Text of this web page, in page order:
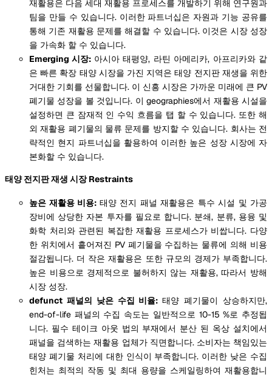
재활용은 다음 세대 재활용 프로세스를 개발하기 위해 연구원과
팀을 만들 수 있습니다. 이러한 파트너십은 자원과 기능 공유를
통해 기존 재활용 문제를 해결할 수 있습니다. 이것은 시장 성장
을 가속화 할 수 있습니다.
Emerging 시장: 아시아 태평양, 라틴 아메리카, 아프리카와 같
은 빠른 확장 태양 시장을 가진 지역은 태양 전지판 재생을 위한
거대한 기회를 선물합니다. 이 신흥 시장은 가까운 미래에 큰 PV
폐기물 성장을 볼 것입니다. 이 geographies에서 재활용 시설을
설정하면 큰 잠재적 인 수익 흐름을 탭 할 수 있습니다. 또한 해
외 재활용 폐기물의 물류 문제를 방지할 수 있습니다. 회사는 전
략적인 현지 파트너십을 활용하여 이러한 높은 성장 시장에 자
본화할 수 있습니다.
태양 전지판 재생 시장 Restraints
높은 재활용 비용: 태양 전지 패널 재활용은 특수 시설 및 가공
장비에 상당한 자본 투자를 필요로 합니다. 분쇄, 분류, 용융 및
화학 처리와 관련된 복잡한 재활용 프로세스가 비쌉니다. 다양
한 위치에서 흩어져진 PV 폐기물을 수집하는 물류에 의해 비용
절감됩니다. 더 작은 재활용은 또한 규모의 경제가 부족합니다.
높은 비용으로 경제적으로 불허하지 않는 재활용, 따라서 방해
시장 성장.
defunct 패널의 낮은 수집 비율:태양 폐기물이 상승하지만,
end-of-life 패널의 수집 속도는 일반적으로 10-15 %로 추정됩
니다. 필수 테이크 아웃 법의 부재에서 분산 된 옥상 설치에서
패널을 검색하는 재활용 업체가 직면합니다. 소비자는 책임있는
태양 폐기물 처리에 대한 인식이 부족합니다. 이러한 낮은 수집
힌처는 최적의 작동 및 최대 용량을 스케일링하여 재활용합니